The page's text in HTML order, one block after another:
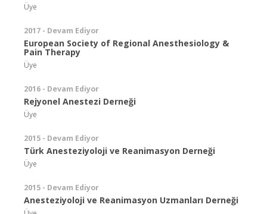
Üye
2017 - Devam Ediyor
European Society of Regional Anesthesiology &
Pain Therapy
Üye
2016 - Devam Ediyor
Rejyonel Anestezi Derneği
Üye
2015 - Devam Ediyor
Türk Anesteziyoloji ve Reanimasyon Derneği
Üye
2015 - Devam Ediyor
Anesteziyoloji ve Reanimasyon Uzmanları Derneği